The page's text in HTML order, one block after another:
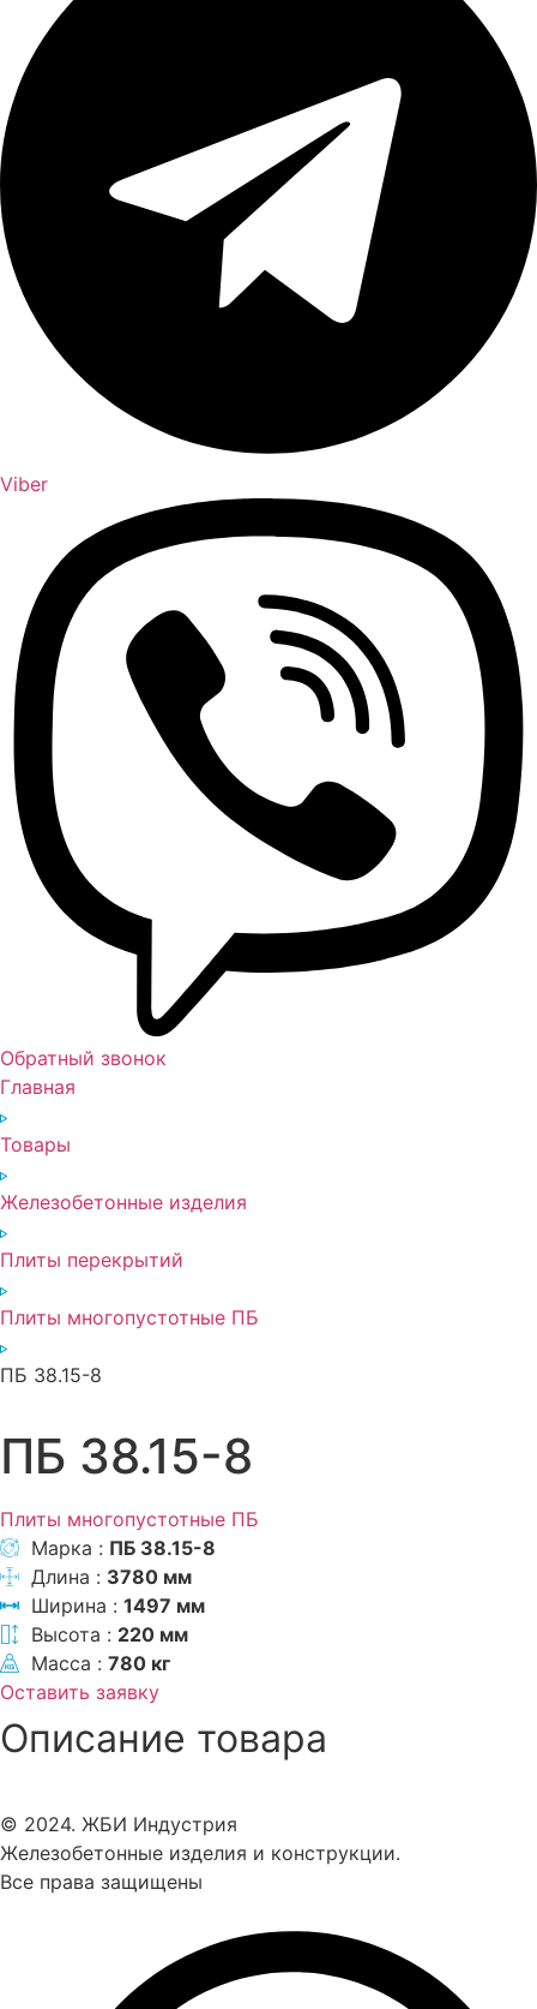
Viber
Обратный звонок
Главная
Товары
Железобетонные изделия
Плиты перекрытий
Плиты многопустотные ПБ
ПБ 38.15-8
ПБ 38.15-8
Плиты многопустотные ПБ
Марка : ПБ 38.15-8
Длина : 3780 мм
Ширина : 1497 мм
Высота : 220 мм
Масса : 780 кг
Оставить заявку
Описание товара
© 2024. ЖБИ Индустрия
Железобетонные изделия и конструкции.
Все права защищены